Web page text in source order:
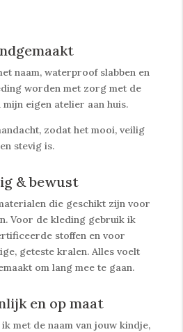
naam, waterproof slabben en
worden met zorg met de
eigen atelier aan huis.
zodat het mooi, veilig
en stevig is.
& bewust
die geschikt zijn voor
Voor de kleding gebruik ik
stoffen en voor
geteste kralen. Alles voelt
om lang mee te gaan.
en op maat
met de naam van jouw kindje,